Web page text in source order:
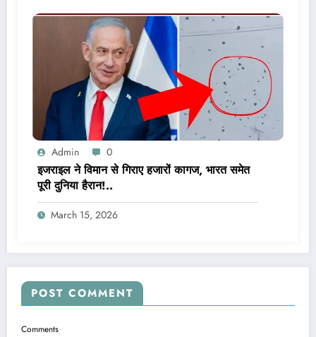
Admin 0
इजराइल ने विमान से गिराए हजारों कागज, भारत समेत
पूरी दुनिया हैरान!..
March 15, 2026
POST COMMENT
Comments